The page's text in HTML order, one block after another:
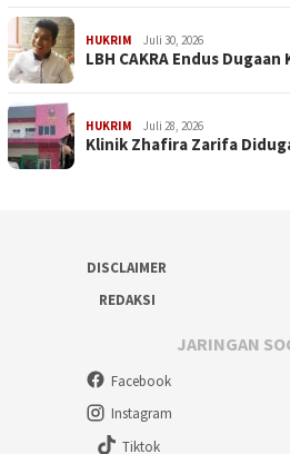
HUKRIM Juli 30, 2026
LBH CAKRA Endus
HUKRIM Juli 28, 2026
Klinik Zhafira Zarifa
DISCLAIMER
REDAKSI
JARINGAN
Facebook
Instagram
Tiktok